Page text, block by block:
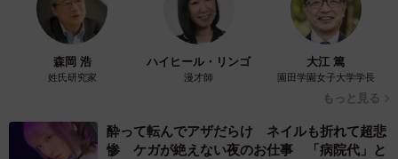
森岡 浩
姓氏研究家
ハイヒール・リンゴ
漫才師
大江 篤
園田学園女子大学学長
もっと見る
酔って転んでアザだらけ ネイルも折れて超悲
惨 ケガが絶えない夜のお仕事 「病院代」と